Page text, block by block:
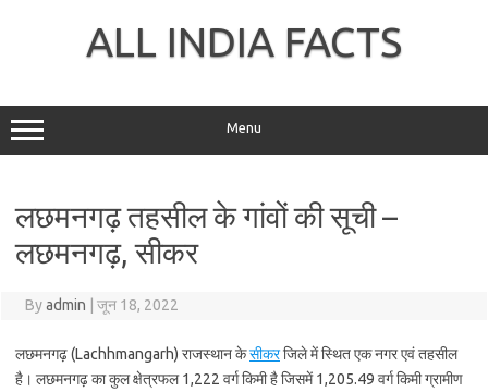
ALL INDIA FACTS
Menu
लछमनगढ़ तहसील के गांवों की सूची –
लछमनगढ़, सीकर
Byadmin जून 18, 2022
लछमनगढ़ (Lachhmangarh) राजस्थान केसीकरजिले में स्थित एक नगर एवं तहसील
है। लछमनगढ़ का कुल क्षेत्रफल 1,222 वर्ग किमी है जिसमें 1,205.49 वर्ग किमी ग्रामीण